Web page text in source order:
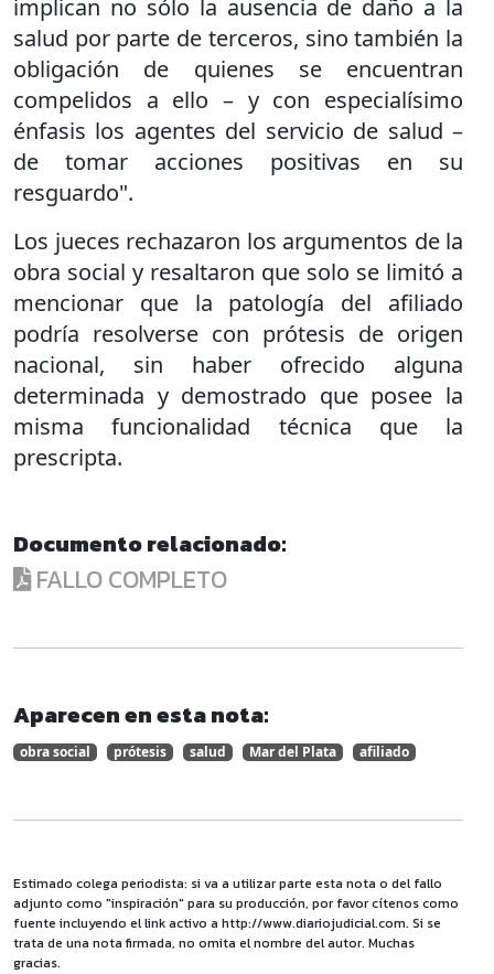
implican no sólo la ausencia de daño a la
salud por parte de terceros, sino también la
obligación de quienes se encuentran
compelidos a ello – y con especialísimo
énfasis los agentes del servicio de salud –
de tomar acciones positivas en su
resguardo".
Los jueces rechazaron los argumentos de la
obra social y resaltaron que solo se limitó a
mencionar que la patología del afiliado
podría resolverse con prótesis de origen
nacional, sin haber ofrecido alguna
determinada y demostrado que posee la
misma funcionalidad técnica que la
prescripta.
Documento relacionado:
FALLO COMPLETO
Aparecen en esta nota:
obra social prótesis salud Mar del Plata afiliado
Estimado colega periodista: si va a utilizar parte esta nota o del fallo
adjunto como "inspiración" para su producción, por favor cítenos como
fuente incluyendo el link activo a http://www.diariojudicial.com. Si se
trata de una nota firmada, no omita el nombre del autor. Muchas
gracias.